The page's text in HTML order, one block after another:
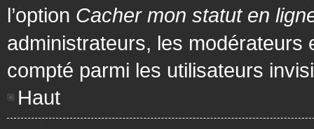
l’option Cacher mon statut en
administrateurs, les
compté parmi les utilisateurs
Haut